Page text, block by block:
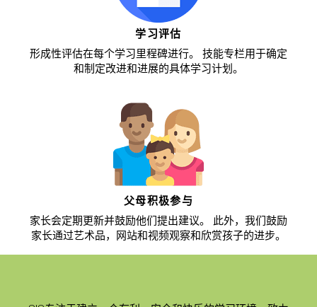
学习评估
形成性评估在每个学习里程碑进行。 技能专栏用于确定
和制定改进和进展的具体学习计划。
父母积极参与
家长会定期更新并鼓励他们提出建议。 此外，我们鼓励
家长通过艺术品，网站和视频观察和欣赏孩子的进步。